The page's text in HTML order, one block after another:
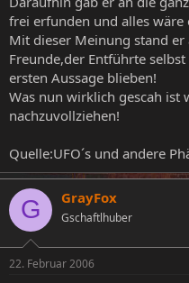
frei erfunden und alles wäre
Mit dieser Meinung stand
Freunde,der Entführte
ersten Aussage blieben!
Was nun wirklich gescah ist
nachzuvollziehen!
Quelle:UFO´s und andere
G GrayFox
Gschaftlhuber
22. Februar 2006